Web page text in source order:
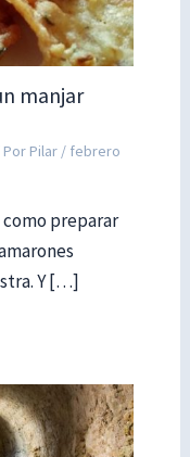
manjar
Por Pilar / febrero
preparar
Y […]